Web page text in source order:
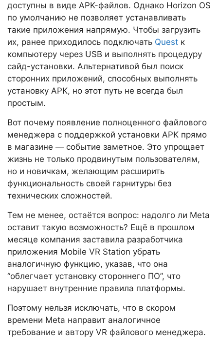
доступны в виде APK-файлов. Однако Horizon OS
по умолчанию не позволяет устанавливать
такие приложения напрямую. Чтобы загрузить
их, ранее приходилось подключать Quest к
компьютеру через USB и выполнять процедуру
сайд-установки. Альтернативой был поиск
сторонних приложений, способных выполнять
установку APK, но этот путь не всегда был
простым.
Вот почему появление полноценного файлового
менеджера с поддержкой установки APK прямо
в магазине — событие заметное. Это упрощает
жизнь не только продвинутым пользователям,
но и новичкам, желающим расширить
функциональность своей гарнитуры без
технических сложностей.
Тем не менее, остаётся вопрос: надолго ли Meta
оставит такую возможность? Ещё в прошлом
месяце компания заставила разработчика
приложения Mobile VR Station убрать
аналогичную функцию, указав, что она
“облегчает установку стороннего ПО”, что
нарушает внутренние правила платформы.
Поэтому нельзя исключать, что в скором
времени Meta направит аналогичное
требование и автору VR файлового менеджера.